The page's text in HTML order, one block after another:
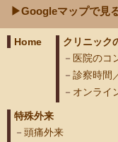
▶Googleマップで見
Home
クリニック
医院のコ
診察時間
オンライ
特殊外来
頭痛外来